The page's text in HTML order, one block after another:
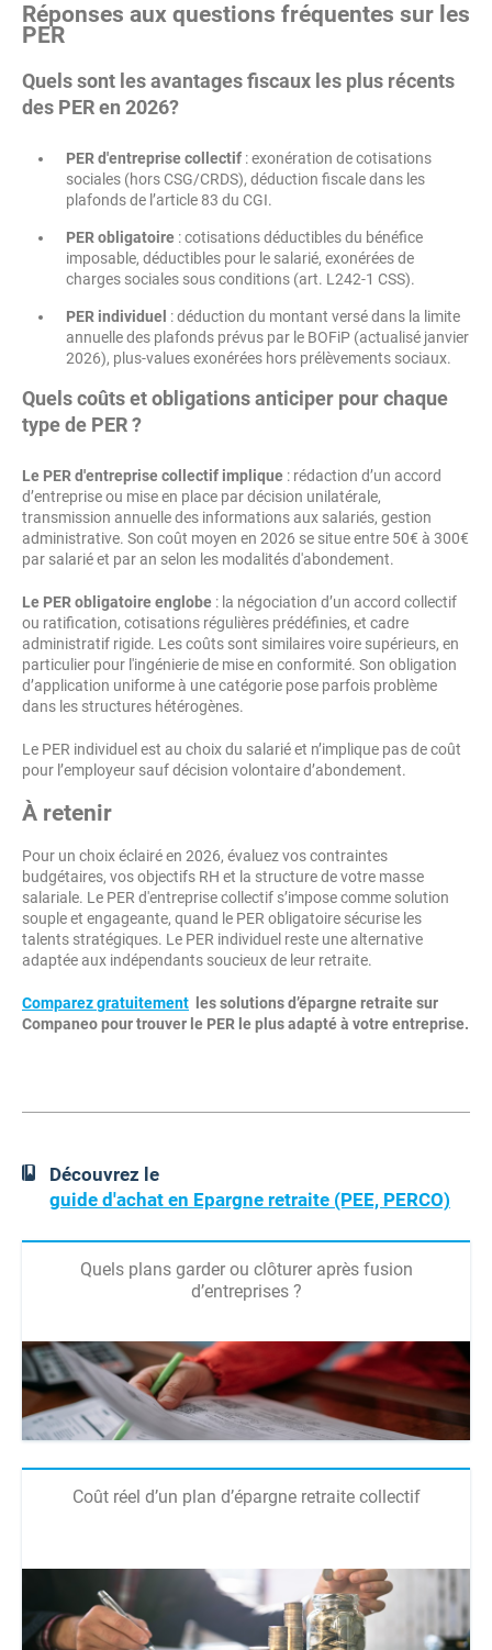
Réponses aux questions fréquentes sur les
PER
Quels sont les avantages fiscaux les plus récents
des PER en 2026?
PER d'entreprise collectif : exonération de cotisations
sociales (hors CSG/CRDS), déduction fiscale dans les
plafonds de l’article 83 du CGI.
PER obligatoire : cotisations déductibles du bénéfice
imposable, déductibles pour le salarié, exonérées de
charges sociales sous conditions (art. L242-1 CSS).
PER individuel : déduction du montant versé dans la limite
annuelle des plafonds prévus par le BOFiP (actualisé janvier
2026), plus-values exonérées hors prélèvements sociaux.
Quels coûts et obligations anticiper pour chaque
type de PER ?
Le PER d'entreprise collectif implique : rédaction d’un accord
d’entreprise ou mise en place par décision unilatérale,
transmission annuelle des informations aux salariés, gestion
administrative. Son coût moyen en 2026 se situe entre 50€ à 300€
par salarié et par an selon les modalités d'abondement.
Le PER obligatoire englobe : la négociation d’un accord collectif
ou ratification, cotisations régulières prédéfinies, et cadre
administratif rigide. Les coûts sont similaires voire supérieurs, en
particulier pour l'ingénierie de mise en conformité. Son obligation
d’application uniforme à une catégorie pose parfois problème
dans les structures hétérogènes.
Le PER individuel est au choix du salarié et n’implique pas de coût
pour l’employeur sauf décision volontaire d’abondement.
À retenir
Pour un choix éclairé en 2026, évaluez vos contraintes
budgétaires, vos objectifs RH et la structure de votre masse
salariale. Le PER d'entreprise collectif s’impose comme solution
souple et engageante, quand le PER obligatoire sécurise les
talents stratégiques. Le PER individuel reste une alternative
adaptée aux indépendants soucieux de leur retraite.
Comparez gratuitement les solutions d’épargne retraite sur
Companeo pour trouver le PER le plus adapté à votre entreprise.
Découvrez le
guide d'achat en Epargne retraite (PEE, PERCO)
Quels plans garder ou clôturer après fusion
d’entreprises ?
Coût réel d’un plan d’épargne retraite collectif